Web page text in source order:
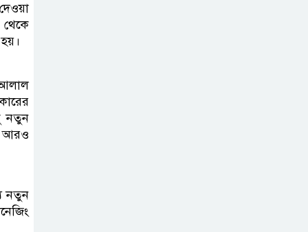
আলাল
নতুন
আরও
নতুন